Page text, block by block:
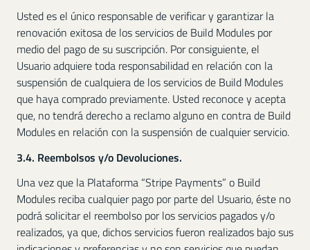
Usted es el único responsable de verificar y garantizar la
renovación exitosa de los servicios de Build Modules por
medio del pago de su suscripción. Por consiguiente, el
Usuario adquiere toda responsabilidad en relación con la
suspensión de cualquiera de los servicios de Build Modules
que haya comprado previamente. Usted reconoce y acepta
que, no tendrá derecho a reclamo alguno en contra de Build
Modules en relación con la suspensión de cualquier servicio.
3.4. Reembolsos y/o Devoluciones.
Una vez que la Plataforma “Stripe Payments” o Build
Modules reciba cualquier pago por parte del Usuario, éste no
podrá solicitar el reembolso por los servicios pagados y/o
realizados, ya que, dichos servicios fueron realizados bajo sus